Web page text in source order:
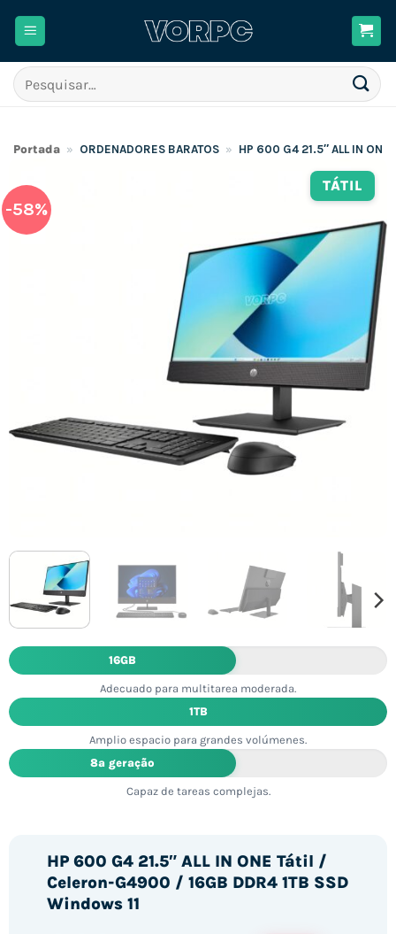
Pesquisar
por:
Portada » ORDENADORES BARATOS » HP 600 G4 21.5″ ALL IN
TÁTIL
-58%
16GB
Adecuado para multitarea moderada.
1TB
Amplio espacio para grandes volúmenes.
8ª geração
Capaz de tareas complejas.
HP 600 G4 21.5″ ALL IN ONE Tátil /
Celeron-G4900 / 16GB DDR4 1TB SSD
Windows 11